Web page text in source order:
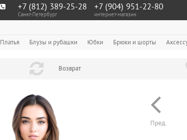
+7 (812) 389-25-28
Санкт-Петербург
+7 (904) 951‑22‑80
интернет-магазин
Платья Блузы и рубашки Юбки Брюки и шорты
Возврат
Пред.